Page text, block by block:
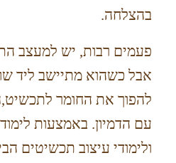
בהצלחה.
פעמים רבות, יש למעצב
אבל כשהוא מתיישב ליד
להפוך את החומר
עם הדמיון. באמצעות
ולימודי עיצוב תכשיטים